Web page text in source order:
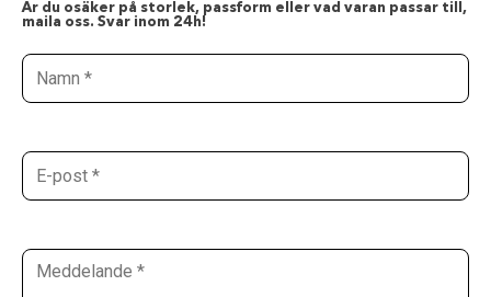
Är du osäker på storlek, passform eller vad varan passar till,
maila oss. Svar inom 24h!